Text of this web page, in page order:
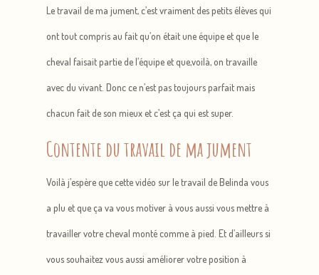
Le travail de ma jument, c’est vraiment des petits élèves qui
ont tout compris au fait qu’on était une équipe et que le
cheval faisait partie de l’équipe et que,voilà, on travaille
avec du vivant. Donc ce n’est pas toujours parfait mais
chacun fait de son mieux et c’est ça qui est super.
Contente du travail de ma jument
Voilà j’espère que cette vidéo sur le travail de Belinda vous
a plu et que ça va vous motiver à vous aussi vous mettre à
travailler votre cheval monté comme à pied. Et d’ailleurs si
vous souhaitez vous aussi améliorer votre position à